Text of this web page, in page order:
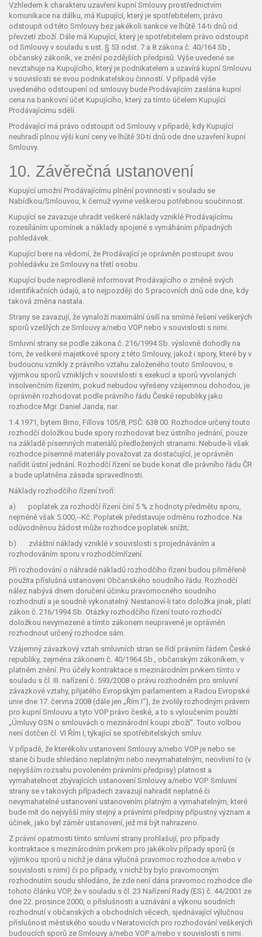
Vzhledem k charakteru uzavření kupní Smlouvy prostřednictvím
komunikace na dálku, má Kupující, který je spotřebitelem, právo
odstoupit od této Smlouvy bez jakékoli sankce ve lhůtě 14-ti dnů od
převzetí zboží. Dále má Kupující, který je spotřebitelem právo odstoupit
od Smlouvy v souladu s ust. § 53 odst. 7 a 8 zákona č. 40/164 Sb.,
občanský zákoník, ve znění pozdějších předpisů. Výše uvedené se
nevztahuje na Kupujícího, který je podnikatelem a uzavírá kupní Smlouvu
v souvislosti se svou podnikatelskou činností. V případě výše
uvedeného odstoupení od smlouvy bude Prodávajícím zaslána kupní
cena na bankovní účet Kupujícího, který za tímto účelem Kupující
Prodávajícímu sdělí.
Prodávající má právo odstoupit od Smlouvy v případě, kdy Kupující
neuhradí plnou výši kuní ceny ve lhůtě 30-ti dnů ode dne uzavření kupní
Smlouvy.
10. Závěrečná ustanovení
Kupující umožní Prodávajícímu plnění povinností v souladu se
Nabídkou/Smlouvou, k čemuž vyvine veškerou potřebnou součinnost.
Kupující se zavazuje uhradit veškeré náklady vzniklé Prodávajícímu
rozesíláním upomínek a náklady spojené s vymáháním případných
pohledávek.
Kupující bere na vědomí, že Prodávající je oprávněn postoupit svou
pohledávku ze Smlouvy na třetí osobu.
Kupující bude neprodleně informovat Prodávajícího o změně svých
identifikačních údajů, a to nejpozději do 5 pracovních dnů ode dne, kdy
taková změna nastala.
Strany se zavazují, že vynaloží maximální úsilí na smírné řešení veškerých
sporů vzešlých ze Smlouvy a/nebo VOP nebo v souvislosti s nimi.
Smluvní strany se podle zákona č. 216/1994 Sb. výslovně dohodly na
tom, že veškeré majetkové spory z této Smlouvy, jakož i spory, které by v
budoucnu vznikly z právního vztahu založeného touto Smlouvou, s
výjimkou sporů vzniklých v souvislosti s exekucí a sporů vyvolaných
insolvenčním řízením, pokud nebudou vyřešeny vzájemnou dohodou, je
oprávněn rozhodovat podle právního řádu České republiky jako
rozhodce Mgr. Daniel Janda, nar.
1.4.1971, bytem Brno, Fillova 105/8, PSČ: 638 00. Rozhodce určený touto
rozhodčí doložkou bude spory rozhodovat bez ústního jednání, pouze
na základě písemných materiálů předložených stranami. Nebude-li však
rozhodce písemné materiály považovat za dostačující, je oprávněn
nařídit ústní jednání. Rozhodčí řízení se bude konat dle právního řádu ČR
a bude uplatněna zásada spravedlnosti.
Náklady rozhodčího řízení tvoří:
a) poplatek za rozhodčí řízení činí 5 % z hodnoty předmětu sporu,
nejméně však 5.000,--Kč. Poplatek představuje odměnu rozhodce. Na
odůvodněnou žádost může rozhodce poplatek snížit;
b) zvláštní náklady vzniklé v souvislosti s projednáváním a
rozhodováním sporu v rozhodčímřízení.
Při rozhodování o náhradě nákladů rozhodčího řízení budou přiměřeně
použita příslušná ustanoveni Občanského soudního řádu. Rozhodčí
nález nabývá dnem doručení účinku pravomocného soudního
rozhodnutí a je soudně vykonatelný. Nestanoví-li tato doložka jinak, platí
zákon č. 216/1994 Sb. Otázky rozhodčího řízení touto rozhodčí
doložkou nevymezené a tímto zákonem neupravené je oprávněn
rozhodnout určený rozhodce sám.
Vzájemný závazkový vztah smluvních stran se řídí právním řádem České
republiky, zejména zákonem č. 40/1964 Sb., občanským zákoníkem, v
platném znění. Pro účely kontraktace s mezinárodním prvkem tímto v
souladu s čl. III. nařízení č. 593/2008 o právu rozhodném pro smluvní
závazkové vztahy, přijatého Evropským parlamentem a Radou Evropské
unie dne 17. června 2008 (dále jen „Řím I“), že zvolily rozhodným právem
pro kupní Smlouvu a tyto VOP právo české, a to s vyloučením použití
„Úmluvy OSN o smlouvách o mezinárodní koupi zboží“. Touto volbou
není dotčen čl. VI Řím I, týkající se spotřebitelských smluv.
V případě, že kterékoliv ustanovení Smlouvy a/nebo VOP je nebo se
stane či bude shledáno neplatným nebo nevymahatelným, neovlivní to (v
nejvyšším rozsahu povoleném právními předpisy) platnost a
vymahatelnost zbývajících ustanovení Smlouvy a/nebo VOP. Smluvní
strany se v takových případech zavazují nahradit neplatné či
nevymahatelné ustanovení ustanovením platným a vymahatelným, které
bude mít do nejvyšší míry stejný a právními předpisy přípustný význam a
účinek, jako byl záměr ustanovení, jež má být nahrazeno.
Z právní opatrnosti tímto smluvní strany prohlašují, pro případy
kontraktace s mezinárodním prvkem pro jakékoliv případy sporů (s
výjimkou sporů u nichž je dána výlučná pravomoc rozhodce a/nebo v
souvislosti s nimi) či po případy, v nichž by bylo pravomocným
rozhodnutím soudu shledáno, že zde není dána pravomoc rozhodce dle
tohoto článku VOP, že v souladu s čl. 23 Nařízení Rady (ES) č. 44/2001 ze
dne 22. prosince 2000, o příslušnosti a uznávání a výkonu soudních
rozhodnutí v občanských a obchodních věcech, sjednávající výlučnou
příslušnost městského soudu v Neratovicích pro rozhodování veškerých
budoucích sporů ze Smlouvy a/nebo VOP a/nebo v souvislosti s nimi.